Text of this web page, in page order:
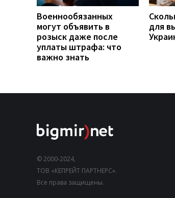
Военнообязанных
могут объявить в
розыск даже после
уплаты штрафа: что
важно знать
для
© 2000-2024,
ТОВ «КЕПРЕЙТ ПАРТНЕРС».
Все права защищены.